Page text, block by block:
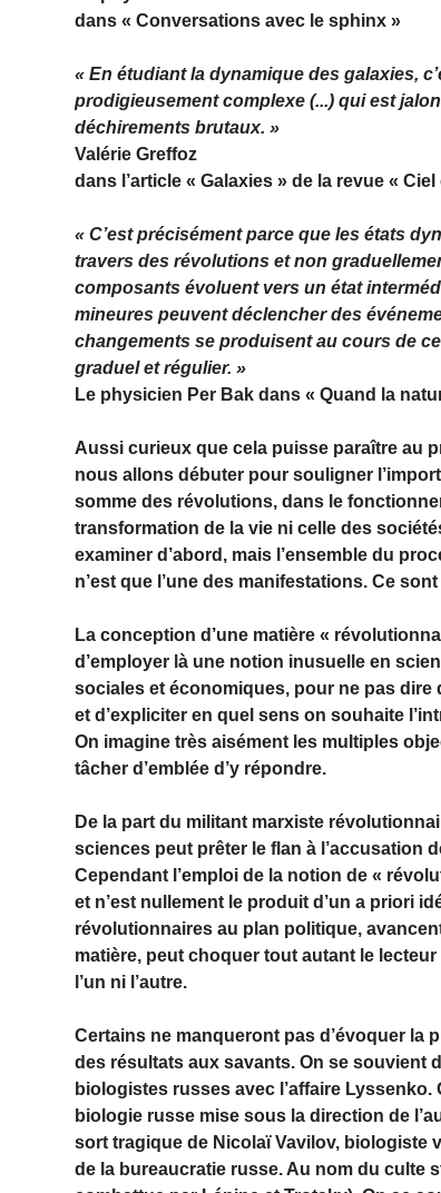
dans « Conversations avec le sphinx »
« En étudiant la dynamique des galaxies,
prodigieusement complexe (...) qui est
déchirements brutaux. »
Valérie Greffoz
dans l’article « Galaxies » de la revue «
« C’est précisément parce que les états
travers des révolutions et non
composants évoluent vers un état
mineures peuvent déclencher des
changements se produisent au cours de
graduel et régulier. »
Le physicien Per Bakdans « Quand la
Aussi curieux que cela puisse paraître au
nous allons débuter pour souligner
somme des révolutions, dans le
transformation de la vie ni celle des
examiner d’abord, mais l’ensemble du
n’est que l’une des manifestations. Ce
La conception d’une matière «
d’employer là une notion inusuelle en
sociales et économiques, pour ne pas dire
et d’expliciter en quel sens on souhaite
On imagine très aisément les multiples
tâcher d’emblée d’y répondre.
De la part du militant marxiste
sciences peut prêter le flan à l’accusation
Cependant l’emploi de la notion de «
et n’est nullement le produit d’un a priori
révolutionnaires au plan politique,
matière, peut choquer tout autant le
l’un ni l’autre.
Certains ne manqueront pas d’évoquer la
des résultats aux savants. On se souvient
biologistes russes avec l’affaire Lyssenko.
biologie russe mise sous la direction de
sort tragique de Nicolaï Vavilov, biologiste
de la bureaucratie russe. Au nom du culte